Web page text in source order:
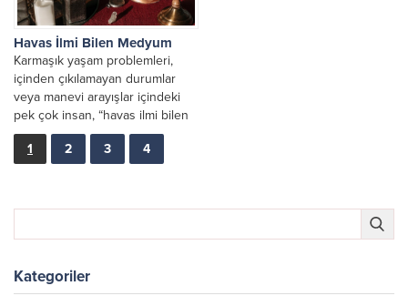
Havas İlmi Bilen Medyum
Karmaşık yaşam problemleri,
içinden çıkılamayan durumlar
veya manevi arayışlar içindeki
pek çok insan, “havas ilmi bilen
medyum” arayışına girer.
Günümüzde...
1 2 3 4
Kategoriler